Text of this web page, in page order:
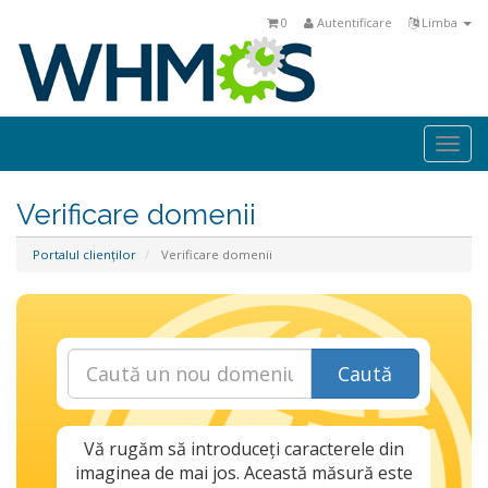
Limba
Autentificare
0
Verificare domenii
Portalul clienților Verificare domenii
Caută
Vă rugăm să introduceți caracterele din
imaginea de mai jos. Această măsură este